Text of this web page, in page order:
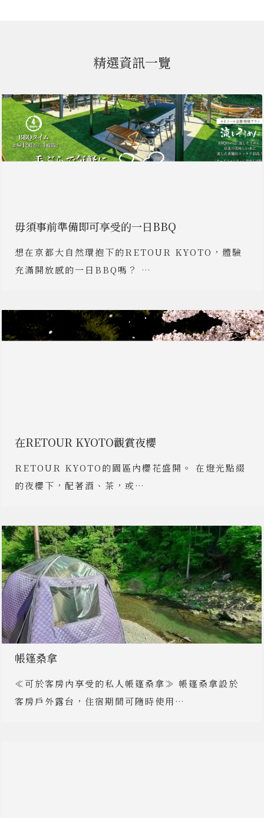
精選資訊一覽
毋須事前準備即可享受的一日BBQ
想在京都大自然環抱下的RETOUR KYOTO，體驗
充滿開放感的一日BBQ嗎？ …
在RETOUR KYOTO觀賞夜櫻
RETOUR KYOTO的園區內櫻花盛開。 在燈光點綴
的夜櫻下，配著酒、茶，或…
帳篷桑拿
≪可於客房內享受的私人帳篷桑拿≫ 帳篷桑拿設於
客房戶外露台，住宿期間可隨時使用…